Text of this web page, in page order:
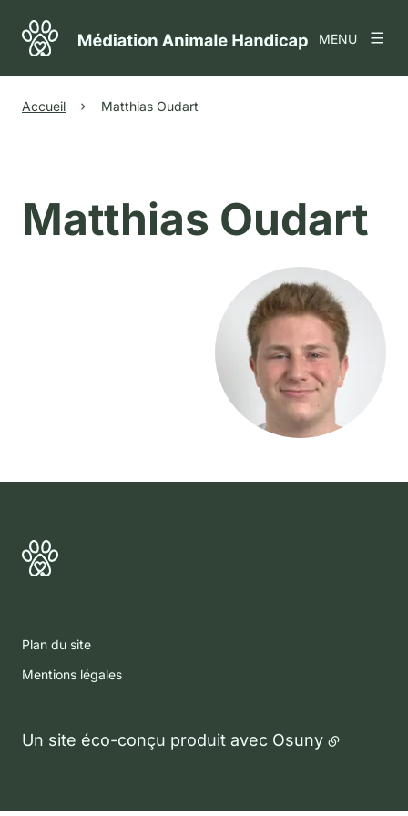
MENU
Accueil Matthias Oudart
Matthias Oudart
Agrandir
Plan du site
Mentions légales
Un site éco-conçu produit avec Osuny